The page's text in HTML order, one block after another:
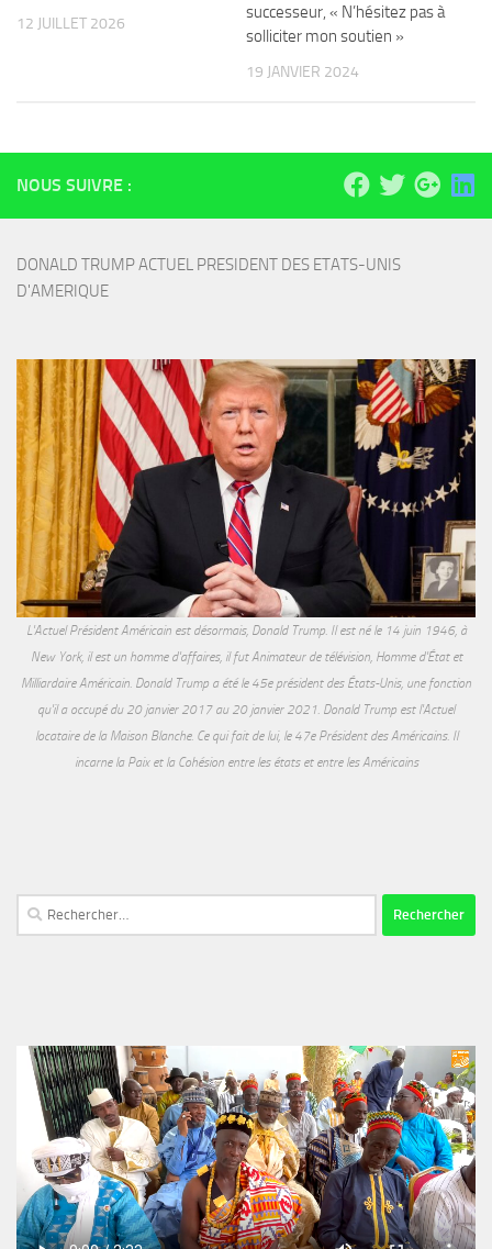
12 JUILLET 2026
successeur, « N’hésitez pas à
solliciter mon soutien »
19 JANVIER 2024
NOUS SUIVRE :
DONALD TRUMP ACTUEL PRESIDENT DES ETATS-UNIS
D'AMERIQUE
L'Actuel Président Américain est désormais, Donald Trump. Il est né le 14 juin 1946, à
New York, il est un homme d'affaires, il fut Animateur de télévision, Homme d'État et
Milliardaire Américain. Donald Trump a été le 45e président des États-Unis, une fonction
qu'il a occupé du 20 janvier 2017 au 20 janvier 2021. Donald Trump est l'Actuel
locataire de la Maison Blanche. Ce qui fait de lui, le 47e Président des Américains. Il
incarne la Paix et la Cohésion entre les états et entre les Américains
Rechercher :